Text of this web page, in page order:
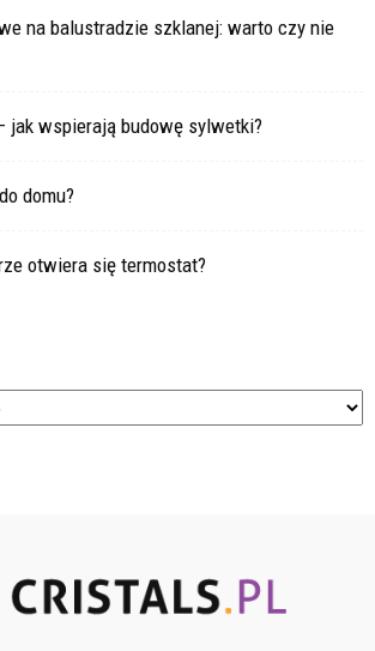
na balustradzie szklanej: warto czy nie
jak wspierają budowę sylwetki?
domu?
otwiera się termostat?